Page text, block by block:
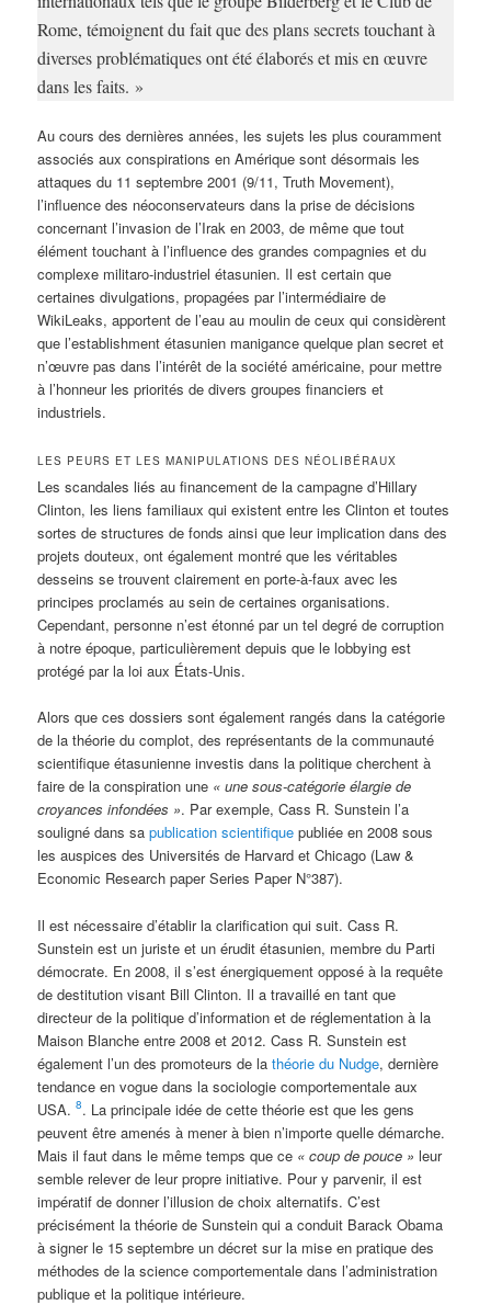
Rome, témoignent du fait que des plans secrets touchant à
diverses problématiques ont été élaborés et mis en œuvre
dans les faits. »
Au cours des dernières années, les sujets les plus couramment
associés aux conspirations en Amérique sont désormais les
attaques du 11 septembre 2001 (9/11, Truth Movement),
l’influence des néoconservateurs dans la prise de décisions
concernant l’invasion de l’Irak en 2003, de même que tout
élément touchant à l’influence des grandes compagnies et du
complexe militaro-industriel étasunien. Il est certain que
certaines divulgations, propagées par l’intermédiaire de
WikiLeaks, apportent de l’eau au moulin de ceux qui considèrent
que l’establishment étasunien manigance quelque plan secret et
n’œuvre pas dans l’intérêt de la société américaine, pour mettre
à l’honneur les priorités de divers groupes financiers et
industriels.
LES PEURS ET LES MANIPULATIONS DES NÉOLIBÉRAUX
Les scandales liés au financement de la campagne d’Hillary
Clinton, les liens familiaux qui existent entre les Clinton et toutes
sortes de structures de fonds ainsi que leur implication dans des
projets douteux, ont également montré que les véritables
desseins se trouvent clairement en porte-à-faux avec les
principes proclamés au sein de certaines organisations.
Cependant, personne n’est étonné par un tel degré de corruption
à notre époque, particulièrement depuis que le lobbying est
protégé par la loi aux États-Unis.
Alors que ces dossiers sont également rangés dans la catégorie
de la théorie du complot, des représentants de la communauté
scientifique étasunienne investis dans la politique cherchent à
faire de la conspiration une « une sous-catégorie élargie de
croyances infondées ». Par exemple, Cass R. Sunstein l’a
souligné dans sapublication scientifique publiée en 2008 sous
les auspices des Universités de Harvard et Chicago (Law &
Economic Research paper Series Paper N°387).
Il est nécessaire d’établir la clarification qui suit. Cass R.
Sunstein est un juriste et un érudit étasunien, membre du Parti
démocrate. En 2008, il s’est énergiquement opposé à la requête
de destitution visant Bill Clinton. Il a travaillé en tant que
directeur de la politique d’information et de réglementation à la
Maison Blanche entre 2008 et 2012. Cass R. Sunstein est
également l’un des promoteurs de lathéorie du Nudge, dernière
tendance en vogue dans la sociologie comportementale aux
USA.8. La principale idée de cette théorie est que les gens
peuvent être amenés à mener à bien n’importe quelle démarche.
Mais il faut dans le même temps que ce « coup de pouce » leur
semble relever de leur propre initiative. Pour y parvenir, il est
impératif de donner l’illusion de choix alternatifs. C’est
précisément la théorie de Sunstein qui a conduit Barack Obama
à signer le 15 septembre un décret sur la mise en pratique des
méthodes de la science comportementale dans l’administration
publique et la politique intérieure.